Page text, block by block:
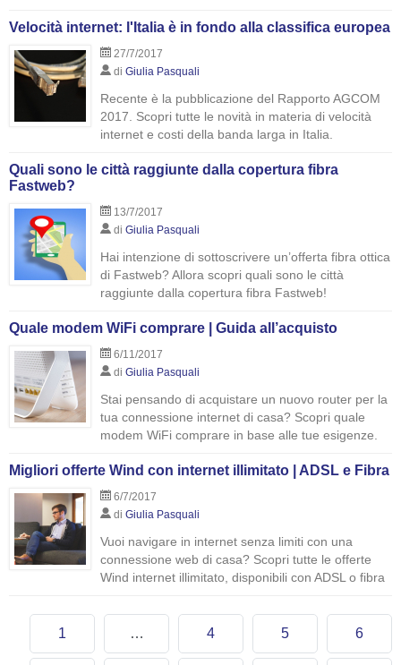
Velocità internet: l'Italia è in fondo alla classifica europea
27/7/2017
di Giulia Pasquali
Recente è la pubblicazione del Rapporto AGCOM
2017. Scopri tutte le novità in materia di velocità
internet e costi della banda larga in Italia.
Quali sono le città raggiunte dalla copertura fibra
Fastweb?
13/7/2017
di Giulia Pasquali
Hai intenzione di sottoscrivere un’offerta fibra ottica
di Fastweb? Allora scopri quali sono le città
raggiunte dalla copertura fibra Fastweb!
Quale modem WiFi comprare | Guida all’acquisto
6/11/2017
di Giulia Pasquali
Stai pensando di acquistare un nuovo router per la
tua connessione internet di casa? Scopri quale
modem WiFi comprare in base alle tue esigenze.
Migliori offerte Wind con internet illimitato | ADSL e Fibra
6/7/2017
di Giulia Pasquali
Vuoi navigare in internet senza limiti con una
connessione web di casa? Scopri tutte le offerte
Wind internet illimitato, disponibili con ADSL o fibra
1 … 4 5 6